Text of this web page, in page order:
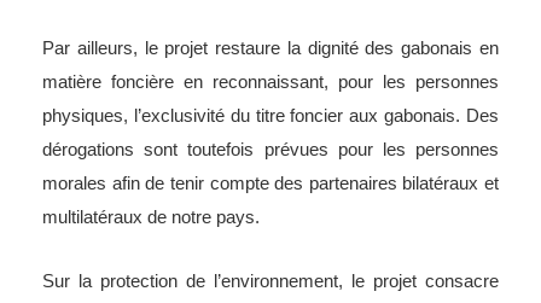
Par ailleurs, le projet restaure la dignité des gabonais en
matière foncière en reconnaissant, pour les personnes
physiques, l’exclusivité du titre foncier aux gabonais. Des
dérogations sont toutefois prévues pour les personnes
morales afin de tenir compte des partenaires bilatéraux et
multilatéraux de notre pays.
Sur la protection de l’environnement, le projet consacre